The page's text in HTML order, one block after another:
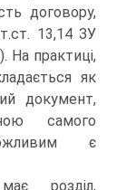
договору,
13,14 ЗУ
На практиці,
як
документ,
самого
є
розділ,